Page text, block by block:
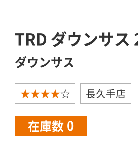
TRD ダウンサ
ダウンサス
★★★★☆ 長久手店
在庫数 0